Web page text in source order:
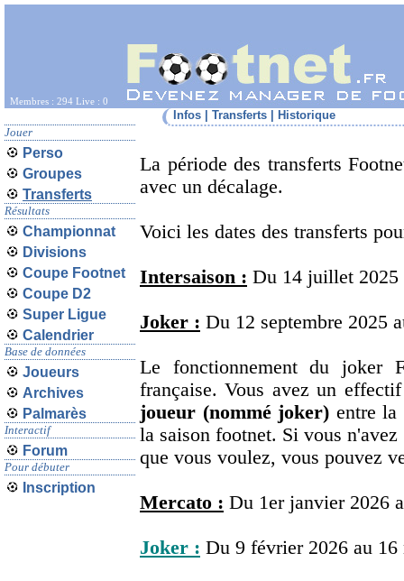
Membres : 294 Live : 0
Jouer
Perso
Groupes
Transferts
Résultats
Championnat
Divisions
Coupe Footnet
Coupe D2
Super Ligue
Calendrier
Base de données
Joueurs
Archives
Palmarès
Interactif
Forum
Pour débuter
Inscription
Infos Transferts Historique
La période des transferts
avec un décalage.
Voici les dates des transferts
Intersaison : Du 14 juillet 2025
Joker : Du 12 septembre 2025
Le fonctionnement du joker
française. Vous avez un
joueur (nommé joker) entre la
la saison footnet. Si vous
que vous voulez, vous pouvez
Mercato : Du 1er janvier 2026
Joker : Du 9 février 2026 au 16